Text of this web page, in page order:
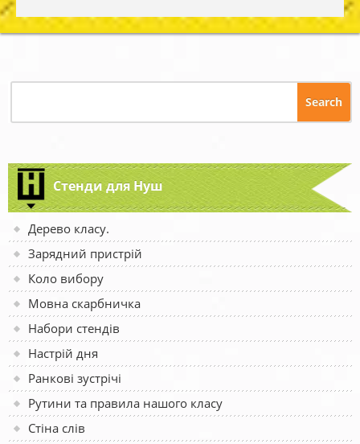
Стенди для Нуш
Дерево класу.
Зарядний пристрій
Коло вибору
Мовна скарбничка
Набори стендів
Настрій дня
Ранкові зустрічі
Рутини та правила нашого класу
Стіна слів